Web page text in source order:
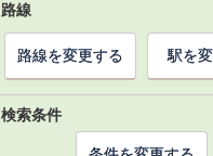
路線
路線を変更する 駅を
検索条件